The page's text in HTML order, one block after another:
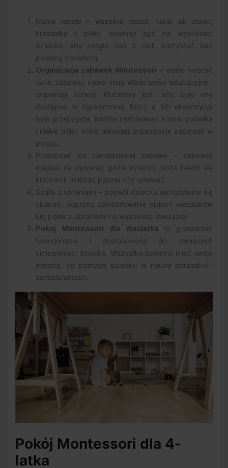
Niskie meble – wszelkie meble, takie jak stoliki,
krzesełka i półki, powinny być na wysokości
dziecka, aby mogło ono z nich korzystać bez
pomocy dorosłych.
Organizacja zabawek Montessori – warto wybrać
takie zabawki, które mają właściwości edukacyjne i
wspierają rozwój. Kluczowe jest, aby były one
dostępne w ograniczonej ilości, a ich ekspozycja
była przejrzysta. Można zastosować kosze, pudełka
i niskie półki, które ułatwiają organizację zabawek w
pokoju.
Przestrzeń do samodzielnej zabawy – zapewnij
miejsce na dywanie, gdzie dziecko może bawić się
klockami, układać puzzle czy rysować.
Szafa z ubraniami – pozwól dziecku samodzielne się
ubierać, poprzez zainstalowanie niskich wieszaków
lub półek z ubraniami na wysokości dwulatka.
Pokój Montessori dla dwulatka to przestrzeń
funkcjonalna i dostosowana do rosnących
umiejętności dziecka. Wszystko powinno mieć swoje
miejsce, co pomaga dziecku w nauce porządku i
samodzielności.
Pokój Montessori dla 4-
latka